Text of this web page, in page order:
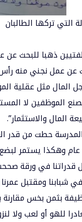
التي تركها الطالبان
ذهبا للبحث
عن عمل نجني منه
المال مثل عقلية
الموظفين لا
المال والاستثمار”.
حطت من قدر
وهكذا يستمر
قدراتنا في ورقة
في شبابنا ومقتبل
بثمن بخس
للهو أو لعب ولا